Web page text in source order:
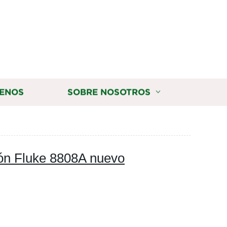
SOBRE NOSOTROS
Fluke 8808A nuevo